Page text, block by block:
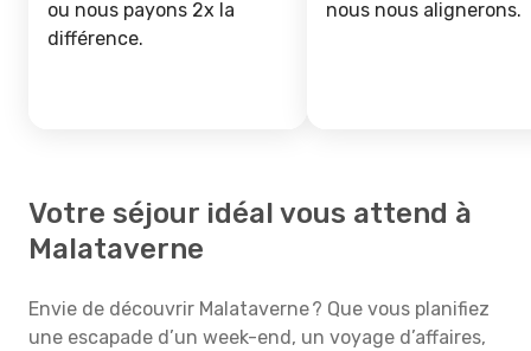
ou nous payons 2x la
différence.
nous nous alignerons.
Votre séjour idéal vous attend à
Malataverne
Envie de découvrir Malataverne ? Que vous planifiez
une escapade d’un week-end, un voyage d’affaires,